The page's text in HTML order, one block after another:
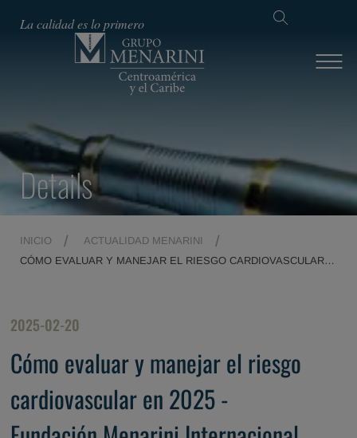
La calidad es lo primero
Details
INICIO
ACTUALIDAD MENARINI
CÓMO EVALUAR Y MANEJAR EL RIESGO CARDIOVASCULAR
2025-02-20
Cómo evaluar y manejar el riesgo
cardiovascular en 2025 -